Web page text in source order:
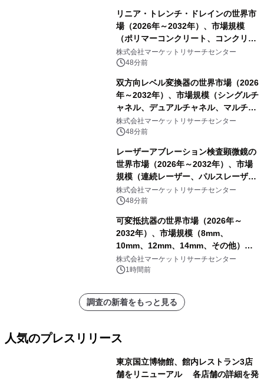
リニア・トレンチ・ドレインの世界市
場（2026年～2032年）、市場規模
（ポリマーコンクリート、コンクリー
ト、プラスチック、金属）・分析レポ
ートを発表
株式会社マーケットリサーチセンター
48分前
双方向レベル変換器の世界市場（2026
年～2032年）、市場規模（シングルチ
ャネル、デュアルチャネル、マルチチ
ャネル）・分析レポートを発表
株式会社マーケットリサーチセンター
48分前
レーザーアブレーション検査顕微鏡の
世界市場（2026年～2032年）、市場
規模（連続レーザー、パルスレーザ
ー）・分析レポートを発表
株式会社マーケットリサーチセンター
48分前
可変抵抗器の世界市場（2026年～
2032年）、市場規模（8mm、
10mm、12mm、14mm、その他）・
分析レポートを発表
株式会社マーケットリサーチセンター
1時間前
調査の新着をもっと見る
人気のプレスリリース
東京国立博物館、館内レストラン3店
舗をリニューアル 各店舗の詳細を発